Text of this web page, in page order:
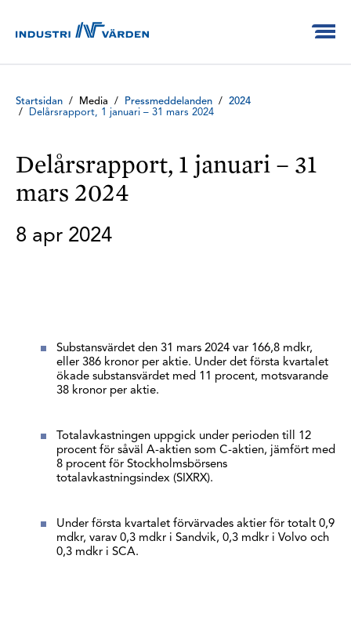
Startsidan / Media / Pressmeddelanden /
2024
/
Delårsrapport, 1 januari – 31 mars 2024
Delårsrapport, 1 januari – 31
mars 2024
8 apr 2024
Substansvärdet den 31 mars 2024 var 166,8 mdkr,
eller 386 kronor per aktie. Under det första kvartalet
ökade substansvärdet med 11 procent, motsvarande
38 kronor per aktie.
Totalavkastningen uppgick under perioden till 12
procent för såväl A-aktien som C-aktien, jämfört med
8 procent för Stockholmsbörsens
totalavkastningsindex (SIXRX).
Under första kvartalet förvärvades aktier för totalt 0,9
mdkr, varav 0,3 mdkr i Sandvik, 0,3 mdkr i Volvo och
0,3 mdkr i SCA.